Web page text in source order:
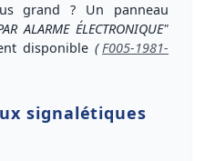
grand ? Un panneau
ALARME ÉLECTRONIQUE"
disponible( F005-1981-
signalétiques